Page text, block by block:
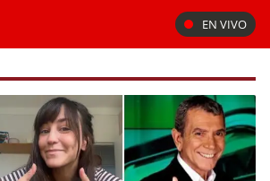
EN VIVO